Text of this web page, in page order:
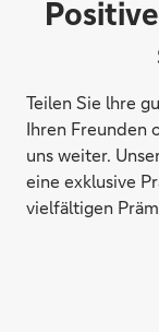
Teilen Sie lhre
Ihren Freunden
uns weiter.
eine exklusive
vielfältigen